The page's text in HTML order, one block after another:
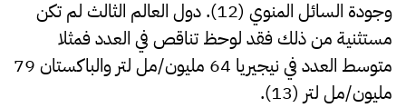
وجودة السائل المنوي (12). دول العالم الثالث لم تكن
مستثنية من ذلك فقد لوحظ تناقص في العدد فمثلا
متوسط العدد في نيجيريا 64 مليون/مل لتر والباكستان 79
مليون/مل لتر (13).